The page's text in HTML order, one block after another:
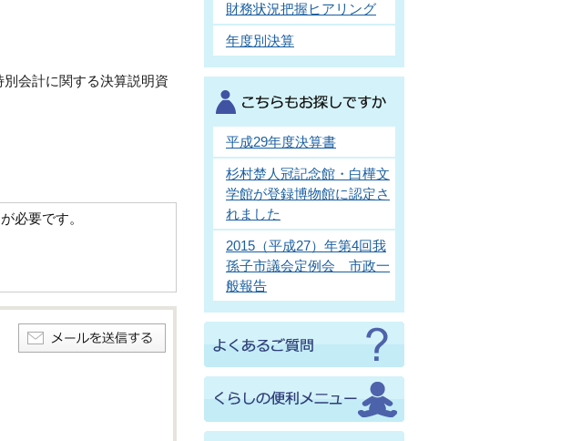
会計に関する決算説明資
必要です。
財務状況把握ヒアリング
年度別決算
平成29年度決算書
杉村楚人冠記念館・白樺文
学館が登録博物館に認定さ
れました
2015（平成27）年第4回我
孫子市議会定例会 市政一
般報告